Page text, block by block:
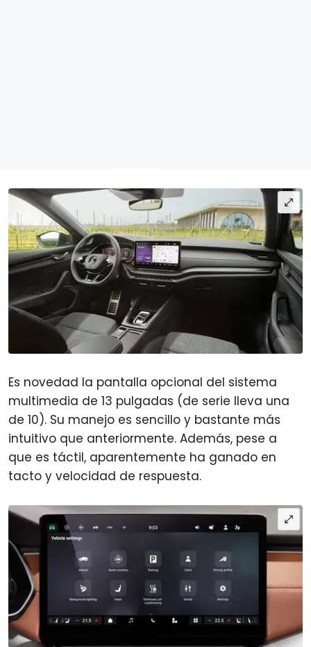
Es novedad la pantalla opcional del sistema
multimedia de 13 pulgadas (de serie lleva una
de 10). Su manejo es sencillo y bastante más
intuitivo que anteriormente. Además, pese a
que es táctil, aparentemente ha ganado en
tacto y velocidad de respuesta.